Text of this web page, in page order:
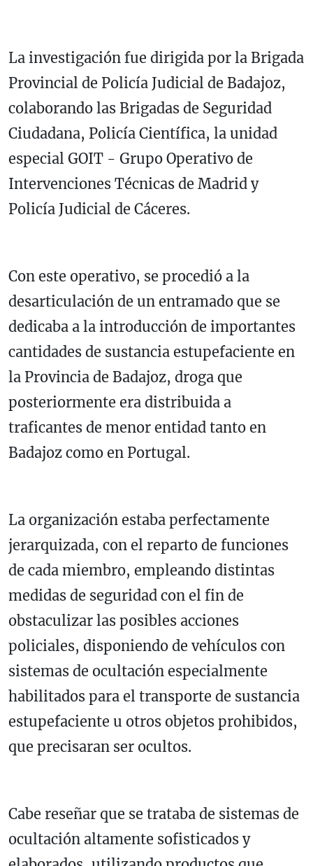
La investigación fue dirigida por la Brigada
Provincial de Policía Judicial de Badajoz,
colaborando las Brigadas de Seguridad
Ciudadana, Policía Científica, la unidad
especial GOIT - Grupo Operativo de
Intervenciones Técnicas de Madrid y
Policía Judicial de Cáceres.
Con este operativo, se procedió a la
desarticulación de un entramado que se
dedicaba a la introducción de importantes
cantidades de sustancia estupefaciente en
la Provincia de Badajoz, droga que
posteriormente era distribuida a
traficantes de menor entidad tanto en
Badajoz como en Portugal.
La organización estaba perfectamente
jerarquizada, con el reparto de funciones
de cada miembro, empleando distintas
medidas de seguridad con el fin de
obstaculizar las posibles acciones
policiales, disponiendo de vehículos con
sistemas de ocultación especialmente
habilitados para el transporte de sustancia
estupefaciente u otros objetos prohibidos,
que precisaran ser ocultos.
Cabe reseñar que se trataba de sistemas de
ocultación altamente sofisticados y